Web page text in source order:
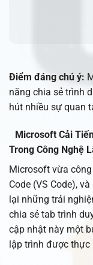
Điểm đáng chú ý:
năng chia sẻ trình
hút nhiều sự quan
Microsoft Cải
Trong Công Nghệ
Microsoft vừa
Code (VS Code),
lại những trải
chia sẻ tab trình
cập nhật này một
lập trình được thực